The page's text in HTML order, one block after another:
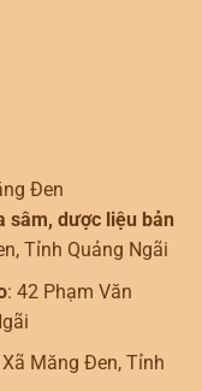
Đen
sâm, dược liệu bản
Tỉnh Quảng Ngãi
: 42 Phạm Văn
Măng Đen, Tỉnh